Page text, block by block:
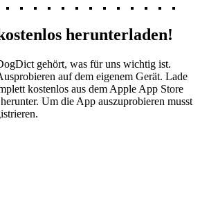
herunterladen!
gehört, was für uns wichtig ist.
auf dem eigenem Gerät. Lade
kostenlos aus dem Apple App Store
Um die App auszuprobieren musst